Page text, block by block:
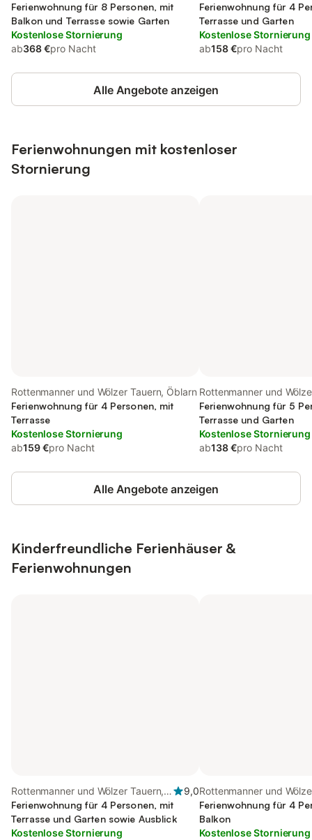
Öblarn
Ferienwohnung für 8 Personen, mit
Balkon und Terrasse sowie Garten
Kostenlose Stornierung
ab368 €pro Nacht
Ferienwohnung für 4
Terrasse und Garten
Kostenlose Stornierung
ab158 €pro Nacht
Alle Angebote anzeigen
Ferienwohnungen mit kostenloser
Stornierung
Rottenmanner und Wölzer Tauern, Öblarn
Ferienwohnung für 4 Personen, mit
Terrasse
Kostenlose Stornierung
ab159 €pro Nacht
Rottenmanner und
Ferienwohnung für 5
Terrasse und Garten
Kostenlose Stornierung
ab138 €pro Nacht
Alle Angebote anzeigen
Kinderfreundliche Ferienhäuser &
Ferienwohnungen
Rottenmanner und Wölzer Tauern,
Öblarn
9,0
Ferienwohnung für 4 Personen, mit
Terrasse und Garten sowie Ausblick
Kostenlose Stornierung
Rottenmanner und
Öblarn
Ferienwohnung für 4
Balkon
Kostenlose Stornierung